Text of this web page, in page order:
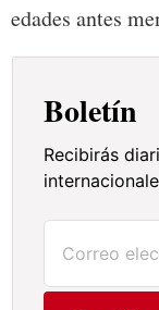
edades antes
Boletín
Recibirás